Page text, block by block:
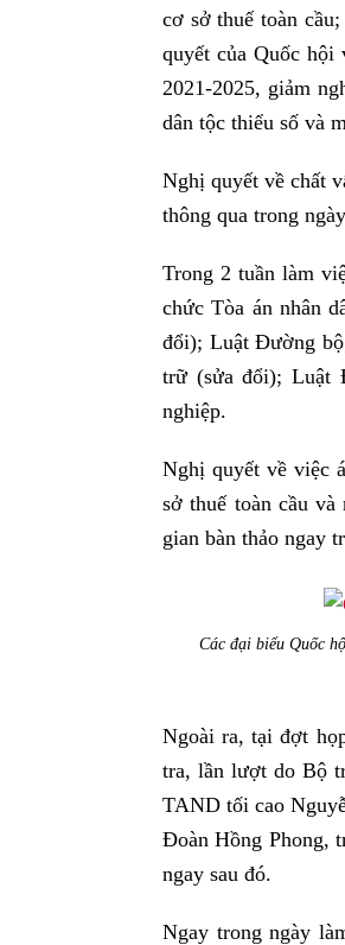
cơ sở thuế toàn
quyết của Quốc
2021-2025, giảm
dân tộc thiểu số và
Nghị quyết về chất
thông qua trong
Trong 2 tuần làm
chức Tòa án nhân
đổi); Luật Đường
trữ (sửa đổi); Luật
nghiệp.
Nghị quyết về việc
sở thuế toàn cầu
gian bàn thảo ngay
Các đại biểu Quốc
Ngoài ra, tại đợt
tra, lần lượt do Bộ
TAND tối cao
Đoàn Hồng Phong,
ngay sau đó.
Ngay trong ngày